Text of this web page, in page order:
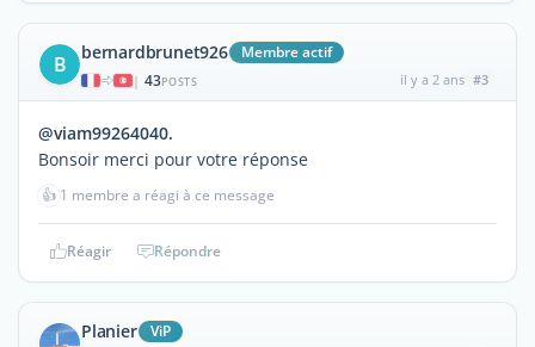
B bernardbrunet926 Membre actif
| 43POSTS il y a 2 ans #3
@viam99264040.
Bonsoir merci pour votre réponse
👍 1 membre a réagi à ce message
Réagir Répondre
Planier ViP